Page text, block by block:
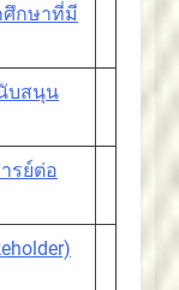
ศึกษาที่มี
บสนุน
รย์ต่อ